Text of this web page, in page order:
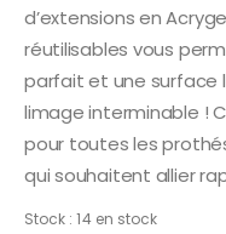
d’extensions en
réutilisables vous
parfait et une surface
limage interminable !
pour toutes les
qui souhaitent allier
Stock :14 en stock